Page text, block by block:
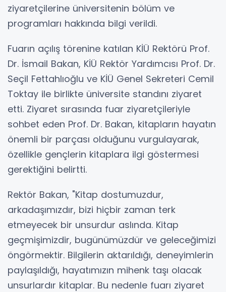
ziyaretçilerine üniversitenin bölüm ve
programları hakkında bilgi verildi.
Fuarın açılış törenine katılan KİÜ Rektörü Prof.
Dr. İsmail Bakan, KİÜ Rektör Yardımcısı Prof. Dr.
Seçil Fettahlıoğlu ve KİÜ Genel Sekreteri Cemil
Toktay ile birlikte üniversite standını ziyaret
etti. Ziyaret sırasında fuar ziyaretçileriyle
sohbet eden Prof. Dr. Bakan, kitapların hayatın
önemli bir parçası olduğunu vurgulayarak,
özellikle gençlerin kitaplara ilgi göstermesi
gerektiğini belirtti.
Rektör Bakan, "Kitap dostumuzdur,
arkadaşımızdır, bizi hiçbir zaman terk
etmeyecek bir unsurdur aslında. Kitap
geçmişimizdir, bugünümüzdür ve geleceğimizi
öngörmektir. Bilgilerin aktarıldığı, deneyimlerin
paylaşıldığı, hayatımızın mihenk taşı olacak
unsurlardır kitaplar. Bu nedenle fuarı ziyaret